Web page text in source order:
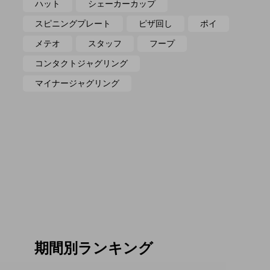
ハット シェーカーカップ
スピニングプレート ピザ回し ポイ
メテオ スタッフ フープ
コンタクトジャグリング
マイナージャグリング
期間別ランキング